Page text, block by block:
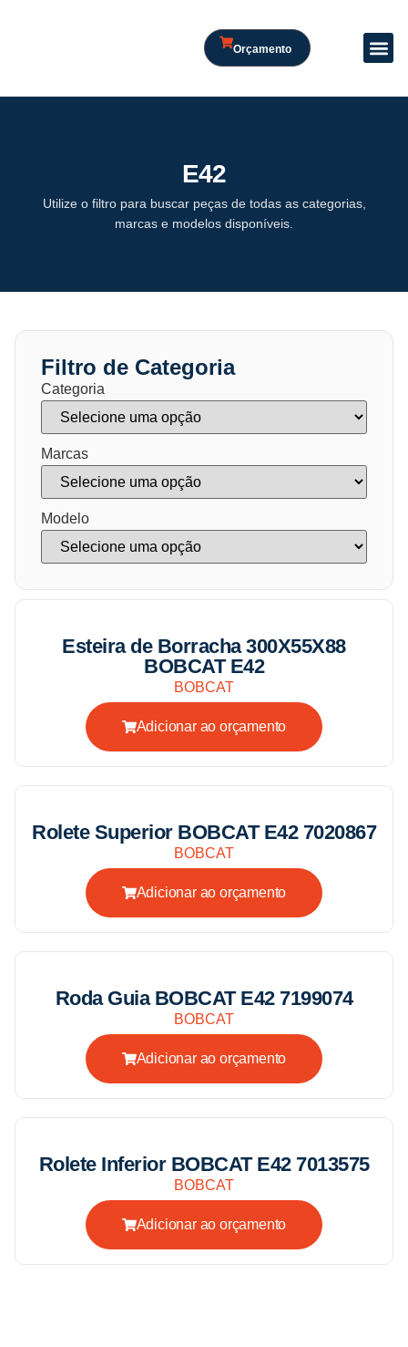
Orçamento
E42
Utilize o filtro para buscar peças de todas as categorias,
marcas e modelos disponíveis.
Filtro de Categoria
Categoria
Marcas
Modelo
Esteira de Borracha 300X55X88
BOBCAT E42
BOBCAT
Adicionar ao orçamento
Rolete Superior BOBCAT E42 7020867
BOBCAT
Adicionar ao orçamento
Roda Guia BOBCAT E42 7199074
BOBCAT
Adicionar ao orçamento
Rolete Inferior BOBCAT E42 7013575
BOBCAT
Adicionar ao orçamento